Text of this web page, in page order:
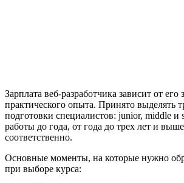
Зарплата веб-разработчика зависит от его
практического опыта. Принято выделять
подготовки специалистов: junior, middle и
работы до года, от года до трех лет и
соответственно.
Основные моменты, на которые нужно
при выборе курса: